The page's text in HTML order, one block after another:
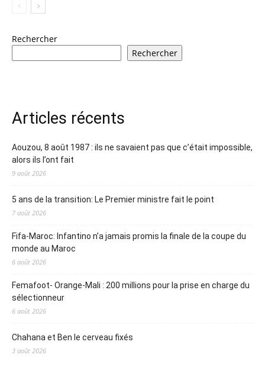
Rechercher
Rechercher
Articles récents
Aouzou, 8 août 1987 : ils ne savaient pas que c’était impossible,
alors ils l’ont fait
9 août 2026
5 ans de la transition: Le Premier ministre fait le point
7 août 2026
Fifa-Maroc: Infantino n’a jamais promis la finale de la coupe du
monde au Maroc
6 août 2026
Femafoot- Orange-Mali : 200 millions pour la prise en charge du
sélectionneur
6 août 2026
Chahana et Ben le cerveau fixés
3 août 2026